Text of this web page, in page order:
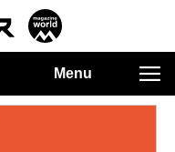
Menu